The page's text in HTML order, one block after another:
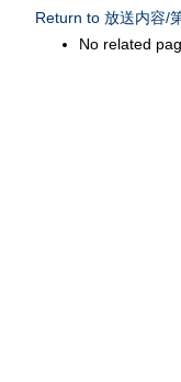
Return to 放送内容/
No related